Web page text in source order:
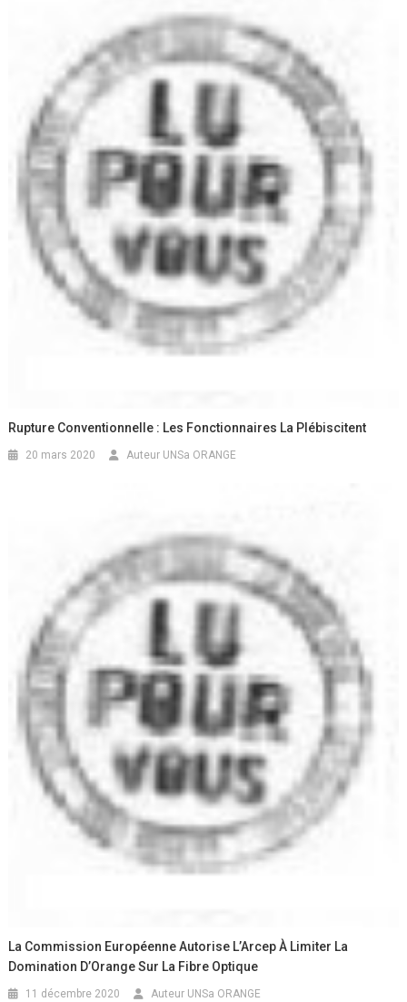
Rupture Conventionnelle : Les Fonctionnaires La Plébiscitent
20 mars 2020 Auteur UNSa ORANGE
La Commission Européenne Autorise L’Arcep À Limiter La
Domination D’Orange Sur La Fibre Optique
11 décembre 2020 Auteur UNSa ORANGE